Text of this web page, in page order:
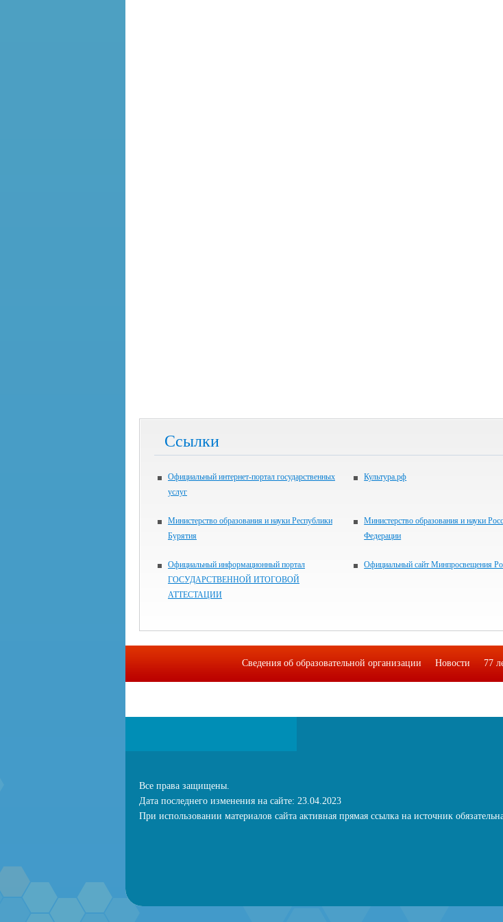
Ссылки
Официальный интернет-портал государственных
услуг
Культура.рф
Министерство образования и науки Республики
Бурятия
Министерство образования и науки
Федерации
Официальный информационный портал
ГОСУДАРСТВЕННОЙ ИТОГОВОЙ
АТТЕСТАЦИИ
Официальный сайт Минпросвещения
Сведения об образовательной организации Новости 77
Все права защищены.
Дата последнего изменения на сайте: 23.04.2023
При использовании материалов сайта активная прямая ссылка на источник